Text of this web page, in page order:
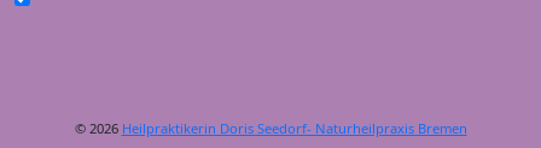
© 2026 Heilpraktikerin Doris Seedorf- Naturheilpraxis Bremen